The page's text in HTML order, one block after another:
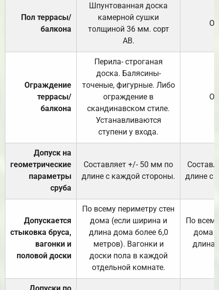
Пол террасы/
балкона
Шпунтованная доска
камерной сушки
толщиной 36 мм. сорт
АВ.
Ограждение
террасы/
балкона
Перила- строганая
доска. Балясины-
точеные, фигурные. Либо
ограждение в
скандинавском стиле.
Устанавливаются
ступени у входа.
Допуск на
геометрические
параметры
сруба
Составляет +/- 50 мм по
длине с каждой стороны.
длине с
Допускается
стыковка бруса,
вагонки и
половой доски
По всему периметру стен
дома (если ширина и
длина дома более 6,0
метров). Вагонки и
доски пола в каждой
отдельной комнате.
По
дома
длина
Допуски по